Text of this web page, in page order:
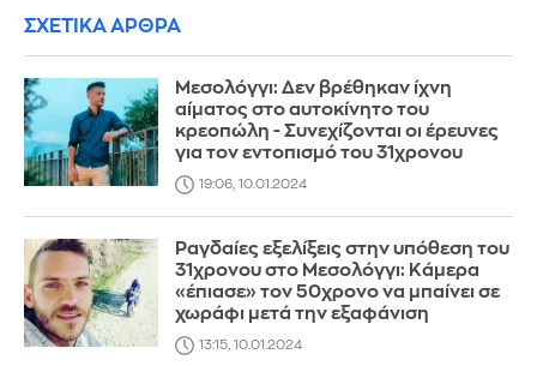
ΣΧΕΤΙΚΑ ΑΡΘΡΑ
Μεσολόγγι: Δεν βρέθηκαν ίχνη
αίματος στο αυτοκίνητο του
κρεοπώλη - Συνεχίζονται οι έρευνες
για τον εντοπισμό του 31χρονου
19:06, 10.01.2024
Ραγδαίες εξελίξεις στην υπόθεση του
31χρονου στο Μεσολόγγι: Κάμερα
«έπιασε» τον 50χρονο να μπαίνει σε
χωράφι μετά την εξαφάνιση
13:15, 10.01.2024